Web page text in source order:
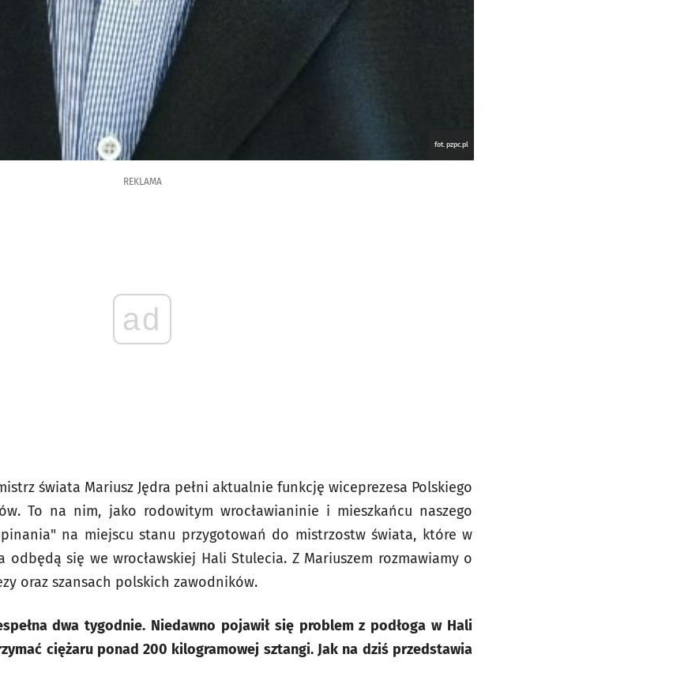
fot. pzpc.pl
REKLAMA
ad
świata Mariusz Jędra pełni aktualnie funkcję wiceprezesa Polskiego
To na nim, jako rodowitym wrocławianinie i mieszkańcu naszego
na miejscu stanu przygotowań do mistrzostw świata, które w
odbędą się we wrocławskiej Hali Stulecia. Z Mariuszem rozmawiamy o
oraz szansach polskich zawodników.
dwa tygodnie. Niedawno pojawił się problem z podłoga w Hali
ciężaru ponad 200 kilogramowej sztangi. Jak na dziś przedstawia